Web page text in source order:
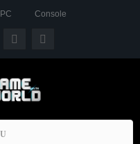
PC Console